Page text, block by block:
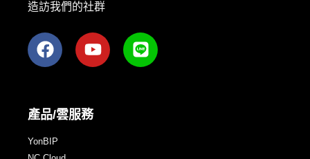
造訪我們的社群
產品/雲服務
YonBIP